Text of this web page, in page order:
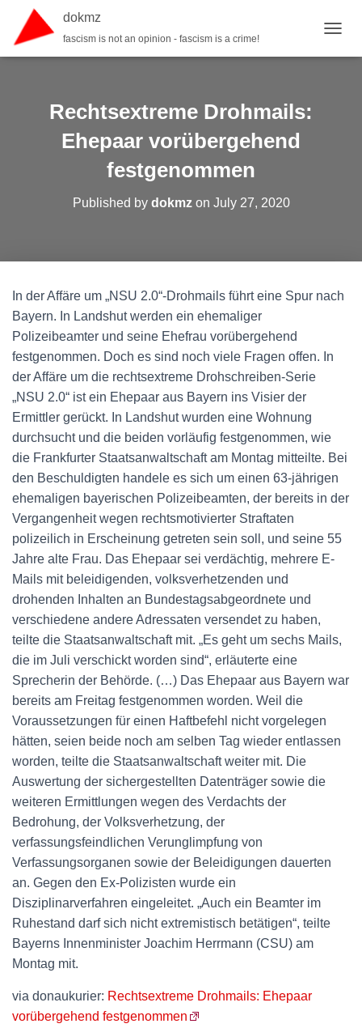
dokmz
fascism is not an opinion - fascism is a crime!
Rechtsextreme Drohmails:
Ehepaar vorübergehend
festgenommen
Published by dokmzon July 27, 2020
In der Affäre um „NSU 2.0“-Drohmails führt eine Spur nach
Bayern. In Landshut werden ein ehemaliger
Polizeibeamter und seine Ehefrau vorübergehend
festgenommen. Doch es sind noch viele Fragen offen. In
der Affäre um die rechtsextreme Drohschreiben-Serie
„NSU 2.0“ ist ein Ehepaar aus Bayern ins Visier der
Ermittler gerückt. In Landshut wurden eine Wohnung
durchsucht und die beiden vorläufig festgenommen, wie
die Frankfurter Staatsanwaltschaft am Montag mitteilte. Bei
den Beschuldigten handele es sich um einen 63-jährigen
ehemaligen bayerischen Polizeibeamten, der bereits in der
Vergangenheit wegen rechtsmotivierter Straftaten
polizeilich in Erscheinung getreten sein soll, und seine 55
Jahre alte Frau. Das Ehepaar sei verdächtig, mehrere E-
Mails mit beleidigenden, volksverhetzenden und
drohenden Inhalten an Bundestagsabgeordnete und
verschiedene andere Adressaten versendet zu haben,
teilte die Staatsanwaltschaft mit. „Es geht um sechs Mails,
die im Juli verschickt worden sind“, erläuterte eine
Sprecherin der Behörde. (…) Das Ehepaar aus Bayern war
bereits am Freitag festgenommen worden. Weil die
Voraussetzungen für einen Haftbefehl nicht vorgelegen
hätten, seien beide noch am selben Tag wieder entlassen
worden, teilte die Staatsanwaltschaft weiter mit. Die
Auswertung der sichergestellten Datenträger sowie die
weiteren Ermittlungen wegen des Verdachts der
Bedrohung, der Volksverhetzung, der
verfassungsfeindlichen Verunglimpfung von
Verfassungsorganen sowie der Beleidigungen dauerten
an. Gegen den Ex-Polizisten wurde ein
Disziplinarverfahren eingeleitet. „Auch ein Beamter im
Ruhestand darf sich nicht extremistisch betätigen“, teilte
Bayerns Innenminister Joachim Herrmann (CSU) am
Montag mit.
via donaukurier: Rechtsextreme Drohmails: Ehepaar
vorübergehend festgenommen